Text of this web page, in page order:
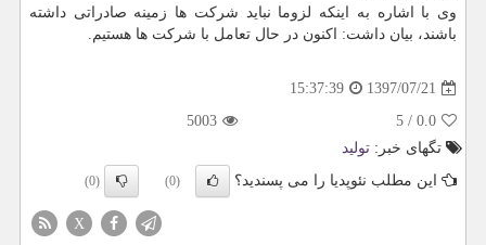
وی با اشاره به اینكه لزوما نباید شركت ها زمینه صادراتی داشته
باشند، بیان داشت: اكنون در حال تعامل با شركت ها هستیم.
1397/07/21
15:37:39
0.0
/
5
5003
تگهای خبر: تولید
این مطلب نئوپدیا را می پسندید؟
(0)
(0)
X